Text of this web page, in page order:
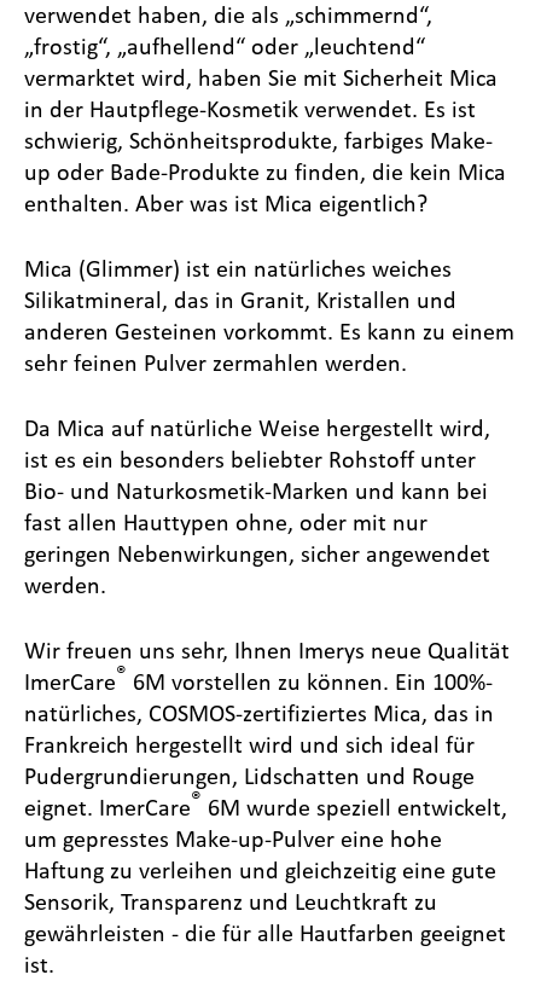
verwendet haben, die als „schimmernd“,
„frostig“, „aufhellend“ oder „leuchtend“
vermarktet wird, haben Sie mit Sicherheit Mica
in der Hautpflege-Kosmetik verwendet. Es ist
schwierig, Schönheitsprodukte, farbiges Make-
up oder Bade-Produkte zu finden, die kein Mica
enthalten. Aber was ist Mica eigentlich?
Mica (Glimmer) ist ein natürliches weiches
Silikatmineral, das in Granit, Kristallen und
anderen Gesteinen vorkommt. Es kann zu einem
sehr feinen Pulver zermahlen werden.
Da Mica auf natürliche Weise hergestellt wird,
ist es ein besonders beliebter Rohstoff unter
Bio- und Naturkosmetik-Marken und kann bei
fast allen Hauttypen ohne, oder mit nur
geringen Nebenwirkungen, sicher angewendet
werden.
Wir freuen uns sehr, Ihnen Imerys neue Qualität
ImerCare® 6M vorstellen zu können. Ein 100%-
natürliches, COSMOS-zertifiziertes Mica, das in
Frankreich hergestellt wird und sich ideal für
Pudergrundierungen, Lidschatten und Rouge
eignet. ImerCare® 6M wurde speziell entwickelt,
um gepresstes Make-up-Pulver eine hohe
Haftung zu verleihen und gleichzeitig eine gute
Sensorik, Transparenz und Leuchtkraft zu
gewährleisten - die für alle Hautfarben geeignet
ist.